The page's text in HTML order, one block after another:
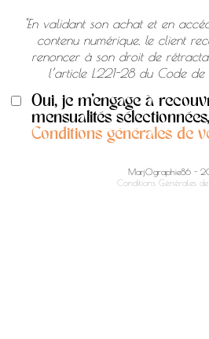
"En validant son achat et en
contenu numérique, le client
renoncer à son droit de
l’article L221-28 du Code de
Oui, je m'engage à
mensualités
Conditions générales de
MarjOgraphie86 -
Conditions Générales